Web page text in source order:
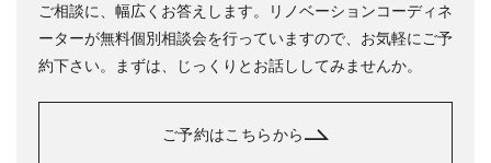
ご相談に、幅広くお答えします。リノベーションコーディネ
ーターが無料個別相談会を行っていますので、お気軽にご予
約下さい。まずは、じっくりとお話ししてみませんか。
ご予約はこちらから